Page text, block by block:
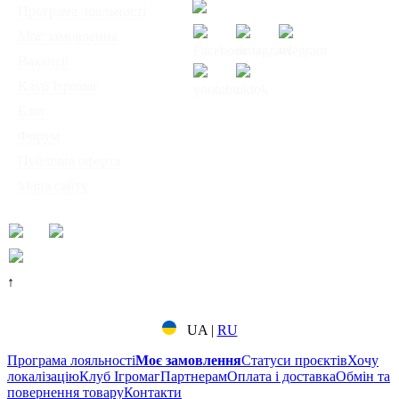
↑
UA | RU
Програма лояльностіМоє замовленняСтатуси проєктівХочу
локалізаціюКлуб ІгромагПартнерамОплата і доставкаОбмін та
повернення товаруКонтакти